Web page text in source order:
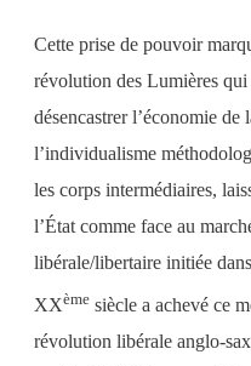
Cette prise de pouvoir
révolution des Lumières
désencastrer l’économie
l’individualisme
les corps intermédiaires,
l’État comme face au
libérale/libertaire initiée
XXème siècle a achevé ce
révolution libérale anglo-